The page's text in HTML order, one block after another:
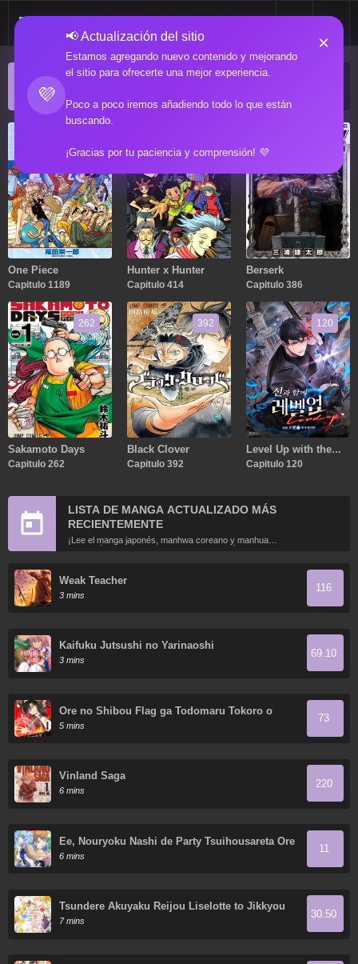
💜
📢 Actualización del sitio
Estamos agregando nuevo contenido y mejorando
el sitio para ofrecerte una mejor experiencia.
Poco a poco iremos añadiendo todo lo que están
buscando.
¡Gracias por tu paciencia y comprensión! 💜
×
ACTUALIZACIONES POPULARES
One Piece
Capitulo 1189
Hunter x Hunter
Capitulo 414
Berserk
Capitulo 386
262
Sakamoto Days
Capitulo 262
392
Black Clover
Capitulo 392
120
Level Up with the
Gods
Capitulo 120
LISTA DE MANGA ACTUALIZADO MÁS
RECIENTEMENTE
¡Lee el manga japonés, manhwa coreano y manhua
chino más recientemente actualizados en línea gratis!
Weak Teacher
3 mins
116
Kaifuku Jutsushi no Yarinaoshi
3 mins
69.10
Ore no Shibou Flag ga Todomaru Tokoro o
Shiranai
5 mins
73
Vinland Saga
6 mins
220
Ee, Nouryoku Nashi de Party Tsuihousareta Ore
ga Zenzokusei Mahoutsukai!?
6 mins
11
Tsundere Akuyaku Reijou Liselotte to Jikkyou
no Endo-kun to Kaisetsu no Kobayashi-san
7 mins
30.50